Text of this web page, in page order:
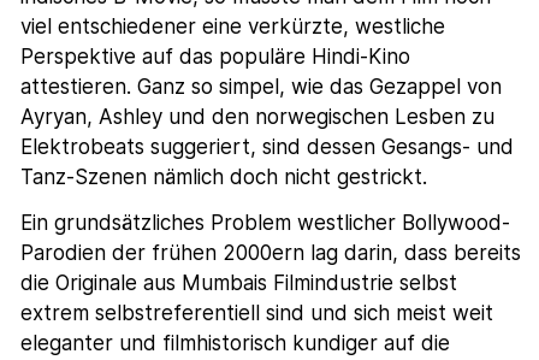
viel entschiedener eine verkürzte, westliche
Perspektive auf das populäre Hindi-Kino
attestieren. Ganz so simpel, wie das Gezappel von
Ayryan, Ashley und den norwegischen Lesben zu
Elektrobeats suggeriert, sind dessen Gesangs- und
Tanz-Szenen nämlich doch nicht gestrickt.
Ein grundsätzliches Problem westlicher Bollywood-
Parodien der frühen 2000ern lag darin, dass bereits
die Originale aus Mumbais Filmindustrie selbst
extrem selbstreferentiell sind und sich meist weit
eleganter und filmhistorisch kundiger auf die